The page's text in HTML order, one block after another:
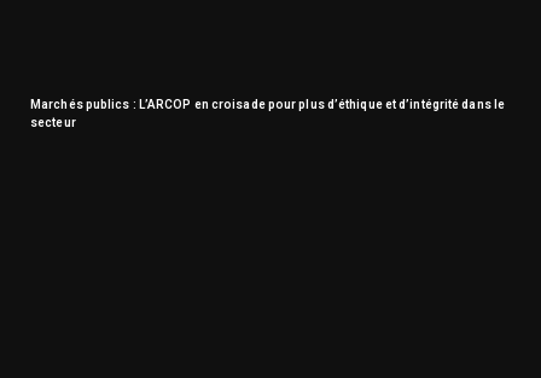
Marchés publics : L’ARCOP en croisade pour plus d’éthique et d’intégrité dans le
secteur